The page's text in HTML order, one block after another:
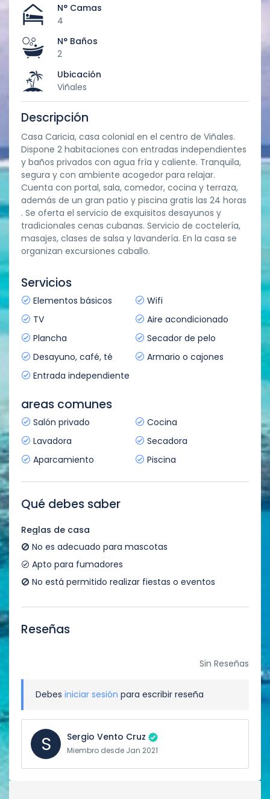
N° Camas
4
N° Baños
2
Ubicación
Viñales
Descripción
Casa Caricia, casa colonial en el centro de Viñales.
Dispone 2 habitaciones con entradas independientes
y baños privados con agua fría y caliente. Tranquila,
segura y con ambiente acogedor para relajar.
Cuenta con portal, sala, comedor, cocina y terraza,
además de un gran patio y piscina gratis las 24 horas
. Se oferta el servicio de exquisitos desayunos y
tradicionales cenas cubanas. Servicio de coctelería,
masajes, clases de salsa y lavandería. En la casa se
organizan excursiones caballo.
Servicios
Elementos básicos
Wifi
TV
Aire acondicionado
Plancha
Secador de pelo
Desayuno, café, té
Armario o cajones
Entrada independiente
areas comunes
Salón privado
Cocina
Lavadora
Secadora
Aparcamiento
Piscina
Qué debes saber
Reglas de casa
No es adecuado para mascotas
Apto para fumadores
No está permitido realizar fiestas o eventos
Reseñas
Sin Reseñas
Debes iniciar sesión para escribir reseña
S Sergio Vento Cruz
Miembro desde Jan 2021